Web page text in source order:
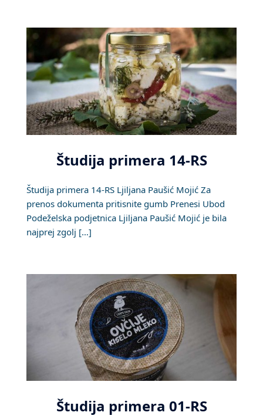
Študija primera 14-RS
Študija primera 14-RS Ljiljana Paušić Mojić Za
prenos dokumenta pritisnite gumb Prenesi Ubod
Podeželska podjetnica Ljiljana Paušić Mojić je bila
najprej zgolj […]
Študija primera 01-RS